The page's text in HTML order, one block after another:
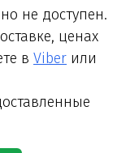
не доступен.
ценах
в Viber или